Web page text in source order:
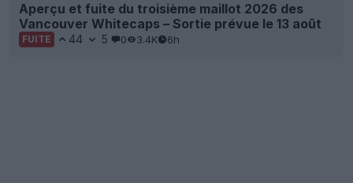
Aperçu et fuite du troisième maillot 2026 des
Vancouver Whitecaps – Sortie prévue le 13 août
FUITE 44 5 0 3.4K 6h